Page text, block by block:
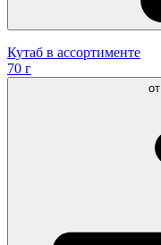
Кутаб в ассортименте
70 г
от